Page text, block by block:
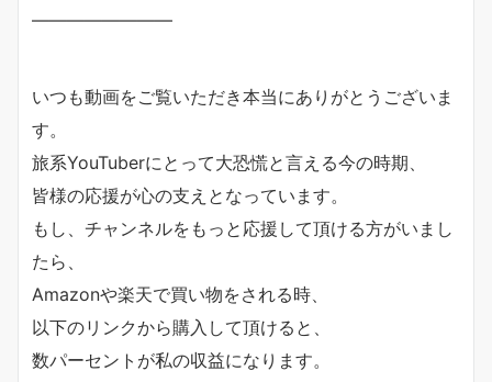
————————
いつも動画をご覧いただき本当にありがとうございま
す。
旅系YouTuberにとって大恐慌と言える今の時期、
皆様の応援が心の支えとなっています。
もし、チャンネルをもっと応援して頂ける方がいまし
たら、
Amazonや楽天で買い物をされる時、
以下のリンクから購入して頂けると、
数パーセントが私の収益になります。